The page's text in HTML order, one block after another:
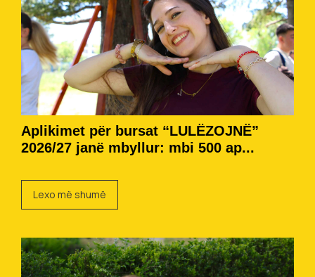
Aplikimet për bursat “LULËZOJNË”
2026/27 janë mbyllur: mbi 500 ap...
Lexo më shumë